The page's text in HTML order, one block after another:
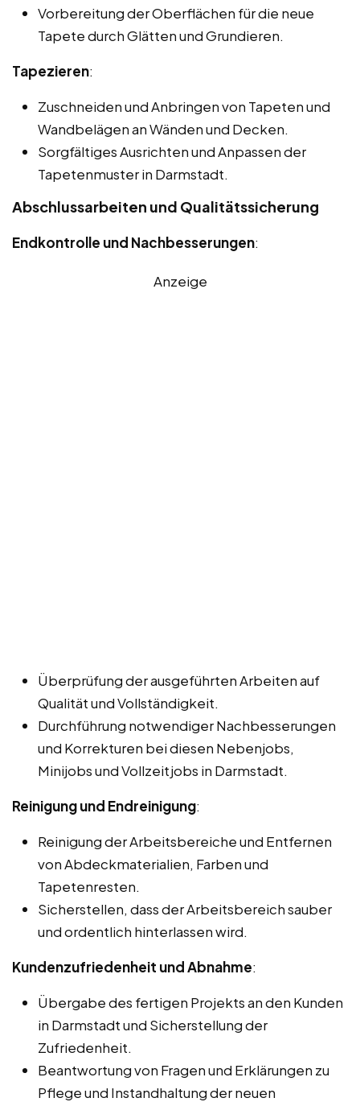
Vorbereitung der Oberflächen für die neue
Tapete durch Glätten und Grundieren.
Tapezieren:
Zuschneiden und Anbringen von Tapeten und
Wandbelägen an Wänden und Decken.
Sorgfältiges Ausrichten und Anpassen der
Tapetenmuster in Darmstadt.
Abschlussarbeiten und Qualitätssicherung
Endkontrolle und Nachbesserungen:
Anzeige
Überprüfung der ausgeführten Arbeiten auf
Qualität und Vollständigkeit.
Durchführung notwendiger Nachbesserungen
und Korrekturen bei diesen Nebenjobs,
Minijobs und Vollzeitjobs in Darmstadt.
Reinigung und Endreinigung:
Reinigung der Arbeitsbereiche und Entfernen
von Abdeckmaterialien, Farben und
Tapetenresten.
Sicherstellen, dass der Arbeitsbereich sauber
und ordentlich hinterlassen wird.
Kundenzufriedenheit und Abnahme:
Übergabe des fertigen Projekts an den Kunden
in Darmstadt und Sicherstellung der
Zufriedenheit.
Beantwortung von Fragen und Erklärungen zu
Pflege und Instandhaltung der neuen